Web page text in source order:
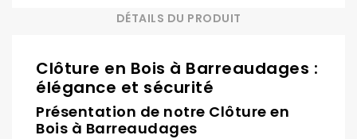
DÉTAILS DU PRODUIT
Clôture en Bois à Barreaudages :
élégance et sécurité
Présentation de notre Clôture en
Bois à Barreaudages